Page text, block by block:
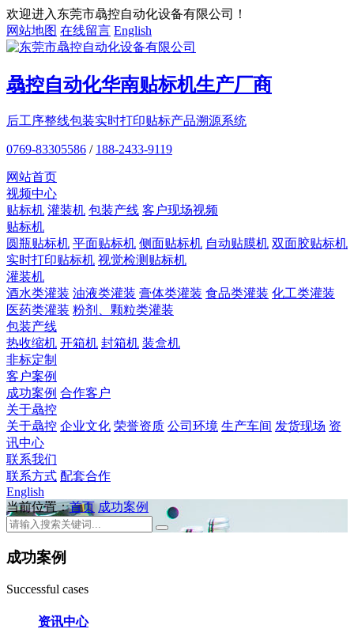
欢迎进入东莞市骉控自动化设备有限公司！
网站地图 在线留言 English
骉控自动化华南贴标机生产厂商
后工序整线包装实时打印贴标产品溯源系统
0769-83305586 / 188-2433-9119
网站首页
视频中心
贴标机 灌装机 包装产线 客户现场视频
贴标机
圆瓶贴标机 平面贴标机 侧面贴标机 自动贴膜机 双面胶贴标机
实时打印贴标机 视觉检测贴标机
灌装机
酒水类灌装 油液类灌装 膏体类灌装 食品类灌装 化工类灌装
医药类灌装 粉剂、颗粒类灌装
包装产线
热收缩机 开箱机 封箱机 装盒机
非标定制
客户案例
成功案例 合作客户
关于骉控
关于骉控 企业文化 荣誉资质 公司环境 生产车间 发货现场 资
讯中心
联系我们
联系方式 配套合作
English
当前位置：首页 成功案例
成功案例
Successful cases
资讯中心